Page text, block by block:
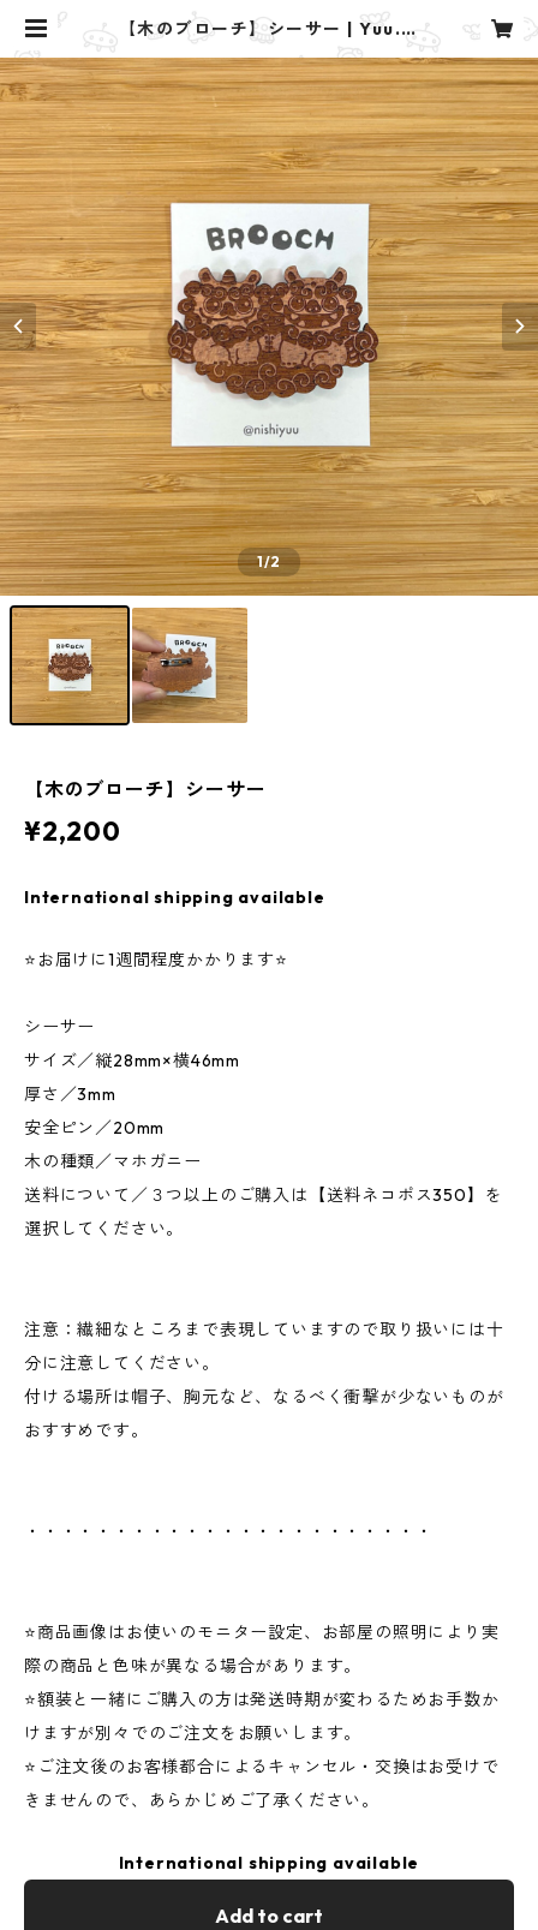
【木のブローチ】シーサー | Yuu. d
esign studio
1/2
【木のブローチ】シーサー
¥2,200
International shipping available
⭐️お届けに1週間程度かかります⭐️
シーサー
サイズ／縦28mm×横46mm
厚さ／3mm
安全ピン／20mm
木の種類／マホガニー
送料について／３つ以上のご購入は【送料ネコポス350】を
選択してください。
注意：繊細なところまで表現していますので取り扱いには十
分に注意してください。
付ける場所は帽子、胸元など、なるべく衝撃が少ないものが
おすすめです。
・・・・・・・・・・・・・・・・・・・・・・・
⭐️商品画像はお使いのモニター設定、お部屋の照明により実
際の商品と色味が異なる場合があります。
⭐️額装と一緒にご購入の方は発送時期が変わるためお手数か
けますが別々でのご注文をお願いします。
⭐️ご注文後のお客様都合によるキャンセル・交換はお受けで
きませんので、あらかじめご了承ください。
International shipping available
Add to cart